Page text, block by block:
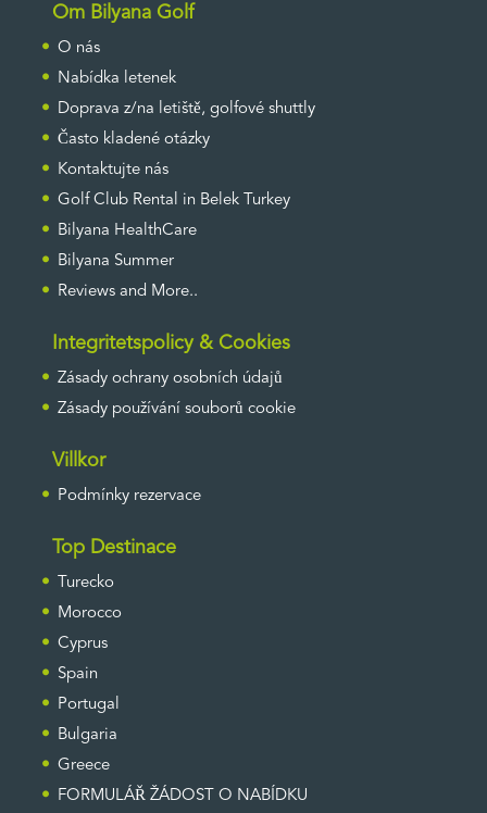
Om Bilyana Golf
O nás
Nabídka letenek
Doprava z/na letiště, golfové shuttly
Často kladené otázky
Kontaktujte nás
Golf Club Rental in Belek Turkey
Bilyana HealthCare
Bilyana Summer
Reviews and More..
Integritetspolicy & Cookies
Zásady ochrany osobních údajů
Zásady používání souborů cookie
Villkor
Podmínky rezervace
Top Destinace
Turecko
Morocco
Cyprus
Spain
Portugal
Bulgaria
Greece
FORMULÁŘ ŽÁDOST O NABÍDKU